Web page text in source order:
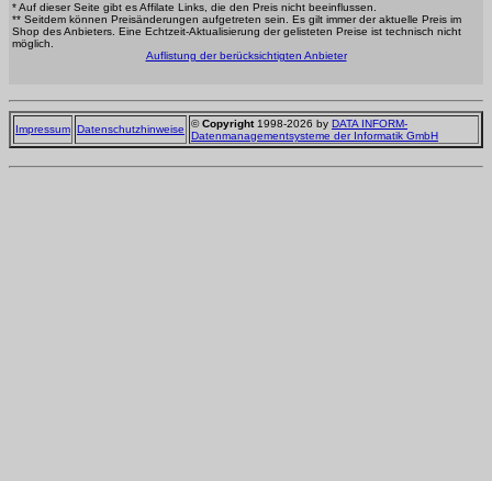
* Auf dieser Seite gibt es Affilate Links, die den Preis nicht beeinflussen.
** Seitdem können Preisänderungen aufgetreten sein. Es gilt immer der aktuelle Preis im
Shop des Anbieters. Eine Echtzeit-Aktualisierung der gelisteten Preise ist technisch nicht
möglich.
Auflistung der berücksichtigten Anbieter
Impressum Datenschutzhinweise ©Copyright1998-2026 by DATA INFORM-
Datenmanagementsysteme der Informatik GmbH